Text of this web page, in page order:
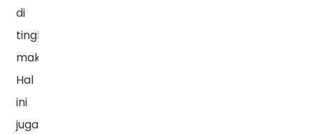
di
tingkat
makro.
Hal
ini
juga